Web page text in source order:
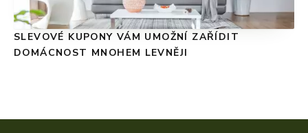
SLEVOVÉ KUPONY VÁM UMOŽNÍ ZAŘÍDIT
DOMÁCNOST MNOHEM LEVNĚJI